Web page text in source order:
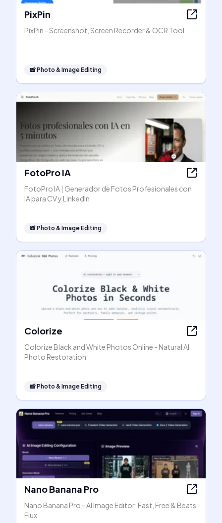
PixPin
PixPin - Screenshot, Screen Recorder & OCR Tool
📸Photo & Image Editing
FotoPro IA
FotoPro IA | Generador de Fotos Profesionales con
IA para CV y LinkedIn
📸Photo & Image Editing
Colorize
Colorize Black and White Photos Online - Natural AI
Photo Restoration
📸Photo & Image Editing
Nano Banana Pro
Nano Banana Pro - AI Image Editor: Fast, Free & Beats
Flux